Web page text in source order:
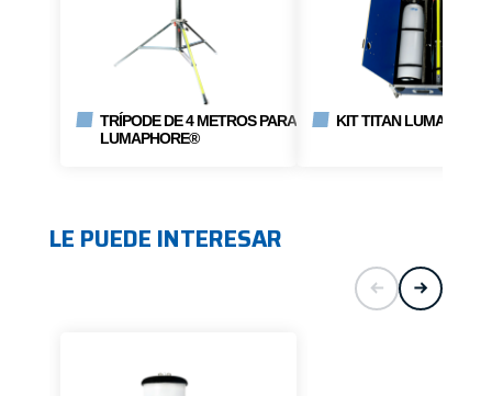
TRÍPODE DE 4 METROS PARA
LUMAPHORE®
KIT TITAN
LE PUEDE INTERESAR